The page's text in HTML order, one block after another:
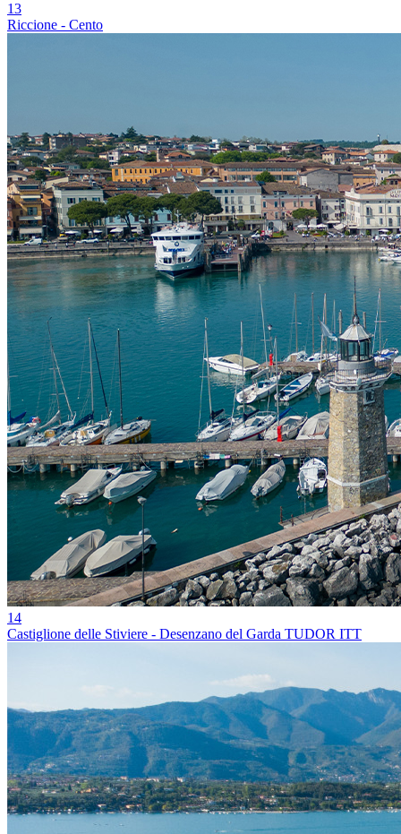
13
Riccione - Cento
14
Castiglione delle Stiviere - Desenzano del Garda TUDOR ITT